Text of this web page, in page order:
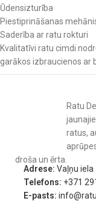
Ūdensizturība
Piestiprināšanas
Saderība ar ratu rokturi
Kvalitatīvi ratu cimdi
garākos izbraucienos ar
Ratu
ratus,
droša un ērta.
Adrese: Vaļņu iela
Telefons: +371
E-pasts: